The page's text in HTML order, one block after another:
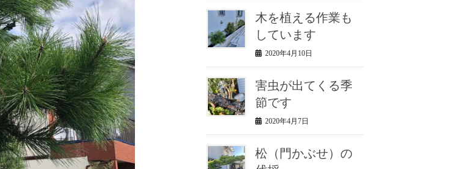
木を植える作業も
しています
2020年4月10日
害虫が出てくる季
節です
2020年4月7日
松（門かぶせ）の